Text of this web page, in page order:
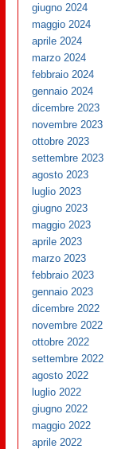
giugno 2024
maggio 2024
aprile 2024
marzo 2024
febbraio 2024
gennaio 2024
dicembre 2023
novembre 2023
ottobre 2023
settembre 2023
agosto 2023
luglio 2023
giugno 2023
maggio 2023
aprile 2023
marzo 2023
febbraio 2023
gennaio 2023
dicembre 2022
novembre 2022
ottobre 2022
settembre 2022
agosto 2022
luglio 2022
giugno 2022
maggio 2022
aprile 2022